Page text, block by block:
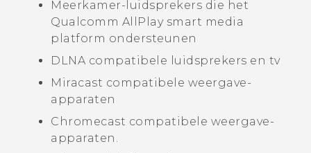
Meerkamer-luidsprekers die het
Qualcomm AllPlaysmart media
platform ondersteunen
DLNA compatibele luidsprekers en tv
Miracast compatibele weergave-
apparaten
Chromecast compatibele weergave-
apparaten.